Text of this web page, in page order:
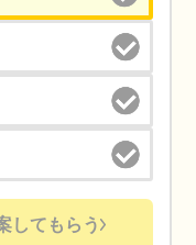
してもらう